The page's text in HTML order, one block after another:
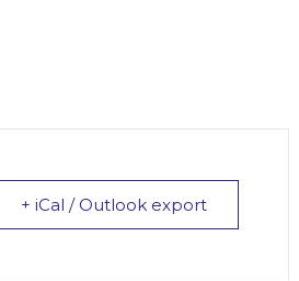
+ iCal / Outlook export